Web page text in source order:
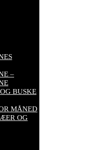
–
BUSKE
MÅNED
OG